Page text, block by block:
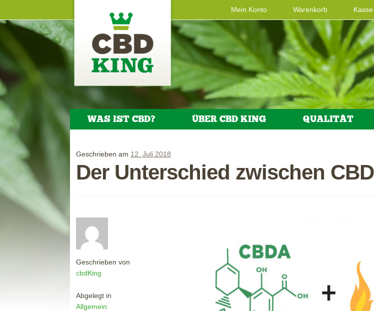
Mein Konto Warenkorb Kasse
WAS IST CBD? ÜBER CBD KING QUALITÄT
Geschrieben am 12. Juli 2018
Der Unterschied zwischen
Geschrieben von
cbdKing
Abgelegt in
Allgemein